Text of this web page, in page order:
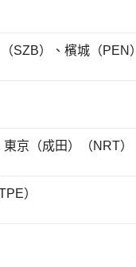
SZB）、檳城（PEN）
京（成田）（NRT）
）